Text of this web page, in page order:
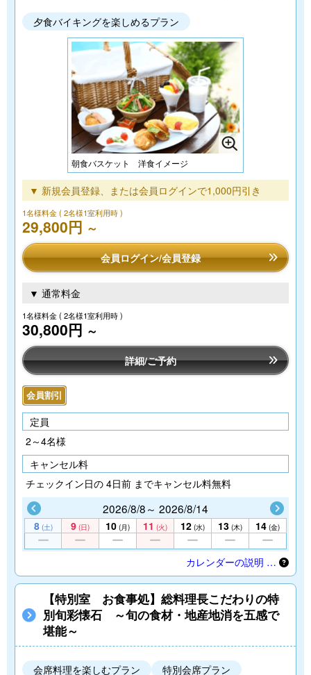
夕食バイキングを楽しめるプラン
朝食バスケット 洋食イメージ
▼ 新規会員登録、または会員ログインで1,000円引き
1名様料金( 2名様1室利用時 )
29,800円 ～
会員ログイン/会員登録
▼ 通常料金
1名様料金( 2名様1室利用時 )
30,800円 ～
詳細/ご予約
会員割引
定員
2～4名様
キャンセル料
チェックイン日の 4日前 までキャンセル料無料
2026/8/8～ 2026/8/14
8 (土) 9 (日) 10 (月) 11 (火) 12 (水) 13 (木) 14 (金)
カレンダーの説明 …
【特別室 お食事処】総料理長こだわりの特
別旬彩懐石 ～旬の食材・地産地消を五感で
堪能～
会席料理を楽しむプラン 特別会席プラン